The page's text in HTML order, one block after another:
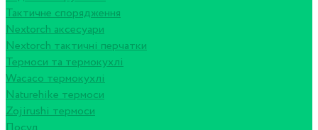
Тактичне спорядження
Nextorch аксесуари
Nextorch тактичні перчатки
Термоси та термокухлі
Wacaco термокухлі
Naturehike термоси
Zojirushi термоси